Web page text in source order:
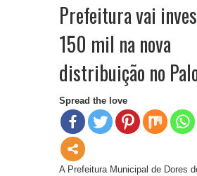
Prefeitura vai
150 mil na nova
distribuição no
Spread the love
A Prefeitura Municipal de Dores